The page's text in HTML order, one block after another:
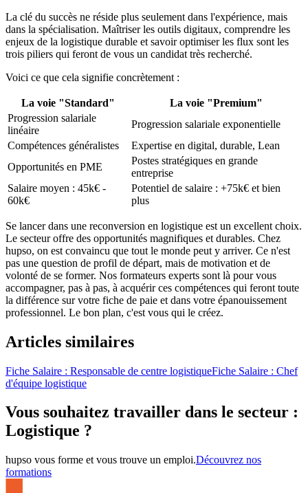
La clé du succès ne réside plus seulement dans l'expérience, mais
dans la spécialisation. Maîtriser les outils digitaux, comprendre les
enjeux de la logistique durable et savoir optimiser les flux sont les
trois piliers qui feront de vous un candidat très recherché.
Voici ce que cela signifie concrètement :
La voie "Standard"
La voie "Premium"
Progression salariale
linéaire
Progression salariale exponentielle
Compétences généralistes
Expertise en digital, durable, Lean
Opportunités en PME
Postes stratégiques en grande
entreprise
Salaire moyen : 45k€ -
60k€
Potentiel de salaire : +75k€ et bien
plus
Se lancer dans une reconversion en logistique est un excellent choix.
Le secteur offre des opportunités magnifiques et durables. Chez
hupso, on est convaincu que tout le monde peut y arriver. Ce n'est
pas une question de profil de départ, mais de motivation et de
volonté de se former. Nos formateurs experts sont là pour vous
accompagner, pas à pas, à acquérir ces compétences qui feront toute
la différence sur votre fiche de paie et dans votre épanouissement
professionnel. Le bon plan, c'est vous qui le créez.
Articles similaires
Fiche Salaire : Responsable de centre logistiqueFiche Salaire : Chef
d'équipe logistique
Vous souhaitez travailler dans le secteur :
Logistique ?
hupso vous forme et vous trouve un emploi.Découvrez nos
formations